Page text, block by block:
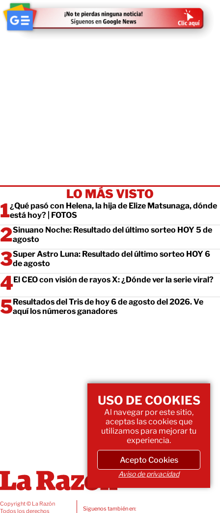
LO MÁS VISTO
¿Qué pasó con Helena, la hija de Elize Matsunaga, dónde
está hoy? | FOTOS
Sinuano Noche: Resultado del último sorteo HOY 5 de
agosto
Super Astro Luna: Resultado del último sorteo HOY 6
de agosto
El CEO con visión de rayos X: ¿Dónde ver la serie viral?
Resultados del Tris de hoy 6 de agosto del 2026. Ve
aquí los números ganadores
Copyright © La Razón
Todos los derechos
Siguenos también en:
USO DE COOKIES
Al navegar por este sitio,
aceptas las cookies que
utilizamos para mejorar tu
experiencia.
Acepto Cookies
Aviso de privacidad